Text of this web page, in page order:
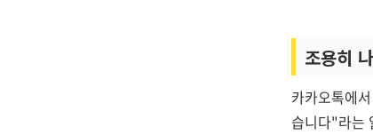
조용히
카카오톡에
습니다"라는